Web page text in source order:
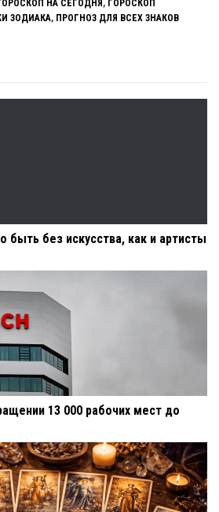
НА СЕГОДНЯ , ГОРОСКОП
ЗОДИАКА, ПРОГНОЗ ДЛЯ ВСЕХ ЗНАКОВ
быть без искусства, как и артисты
13 000 рабочих мест до